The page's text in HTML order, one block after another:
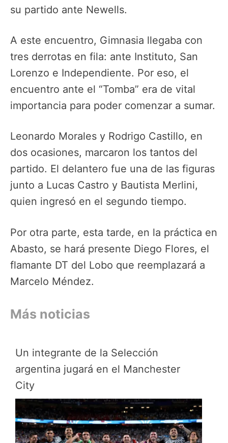
su partido ante Newells.
A este encuentro, Gimnasia llegaba con
tres derrotas en fila: ante Instituto, San
Lorenzo e Independiente. Por eso, el
encuentro ante el “Tomba” era de vital
importancia para poder comenzar a sumar.
Leonardo Morales y Rodrigo Castillo, en
dos ocasiones, marcaron los tantos del
partido. El delantero fue una de las figuras
junto a Lucas Castro y Bautista Merlini,
quien ingresó en el segundo tiempo.
Por otra parte, esta tarde, en la práctica en
Abasto, se hará presente Diego Flores, el
flamante DT del Lobo que reemplazará a
Marcelo Méndez.
Más noticias
Un integrante de la Selección
argentina jugará en el Manchester
City